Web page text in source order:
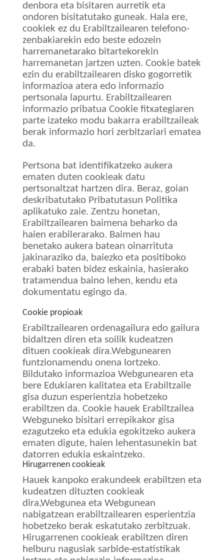
denbora eta bisitaren aurretik eta
ondoren bisitatutako guneak. Hala ere,
cookiek ez du Erabiltzailearen telefono-
zenbakiarekin edo beste edozein
harremanetarako bitartekorekin
harremanetan jartzen uzten. Cookie batek
ezin du erabiltzailearen disko gogorretik
informazioa atera edo informazio
pertsonala lapurtu. Erabiltzailearen
informazio pribatua Cookie fitxategiaren
parte izateko modu bakarra erabiltzaileak
berak informazio hori zerbitzariari ematea
da.
Pertsona bat identifikatzeko aukera
ematen duten cookieak datu
pertsonaltzat hartzen dira. Beraz, goian
deskribatutako Pribatutasun Politika
aplikatuko zaie. Zentzu honetan,
Erabiltzailearen baimena beharko da
haien erabilerarako. Baimen hau
benetako aukera batean oinarrituta
jakinaraziko da, baiezko eta positiboko
erabaki baten bidez eskainia, hasierako
tratamendua baino lehen, kendu eta
dokumentatu egingo da.
Cookie propioak
Erabiltzailearen ordenagailura edo gailura
bidaltzen diren eta soilik kudeatzen
dituen cookieak dira.Webgunearen
funtzionamendu onena lortzeko.
Bildutako informazioa Webgunearen eta
bere Edukiaren kalitatea eta Erabiltzaile
gisa duzun esperientzia hobetzeko
erabiltzen da. Cookie hauek Erabiltzailea
Webguneko bisitari errepikakor gisa
ezagutzeko eta edukia egokitzeko aukera
ematen digute, haien lehentasunekin bat
datorren edukia eskaintzeko.
Hirugarrenen cookieak
Hauek kanpoko erakundeek erabiltzen eta
kudeatzen dituzten cookieak
dira,Webgunea eta Webgunean
nabigatzean erabiltzailearen esperientzia
hobetzeko berak eskatutako zerbitzuak.
Hirugarrenen cookieak erabiltzen diren
helburu nagusiak sarbide-estatistikak